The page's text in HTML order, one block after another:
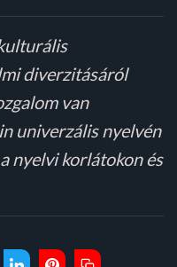
diverzitásáról
van
univerzális nyelvén
nyelvi korlátokon és